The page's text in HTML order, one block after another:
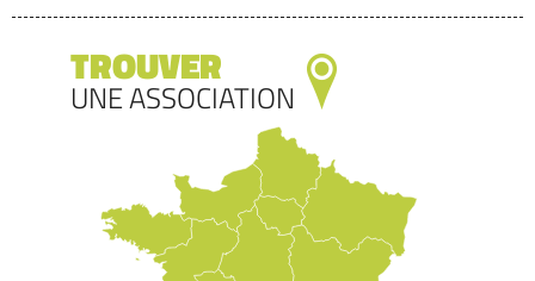
TROUVER
UNE ASSOCIATION